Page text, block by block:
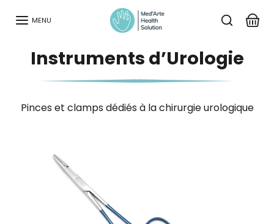
MENU
Instruments d’Urologie
Pinces et clamps dédiés à la chirurgie urologique